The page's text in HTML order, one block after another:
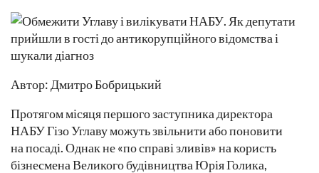
Автор: Дмитро Бобрицький
Протягом місяця першого заступника директора
НАБУ Гізо Углаву можуть звільнити або поновити
на посаді. Однак не «по справі зливів» на користь
бізнесмена Великого будівництва Юрія Голика,